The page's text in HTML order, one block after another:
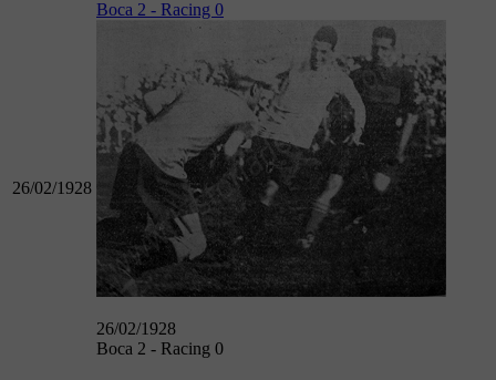
26/02/1928
Boca 2 - Racing 0
26/02/1928
Boca 2 - Racing 0